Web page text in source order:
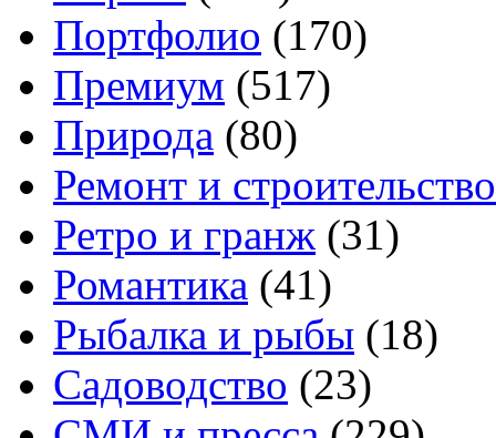
Портфолио (170)
Премиум (517)
Природа (80)
Ремонт и строительство
Ретро и гранж (31)
Романтика (41)
Рыбалка и рыбы (18)
Садоводство (23)